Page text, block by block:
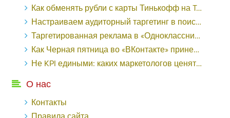
Как обменять рубли с карты Тинькофф на Tether ERC20 (USDT)?
Настраиваем аудиторный таргетинг в поисковой кампании Google Ads - «Заработок»
Таргетированная реклама в «Одноклассниках»: как ее настроить и нужно ли - «Заработок»
Как Черная пятница во «ВКонтакте» принесла магазину подарков 221 продажу по цене 38 рублей - «Заработок»
Не KPI едиными: каких маркетологов ценят - «Заработок»
О нас
Контакты